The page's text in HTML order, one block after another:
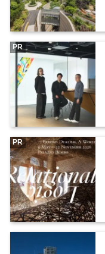
PR
PR